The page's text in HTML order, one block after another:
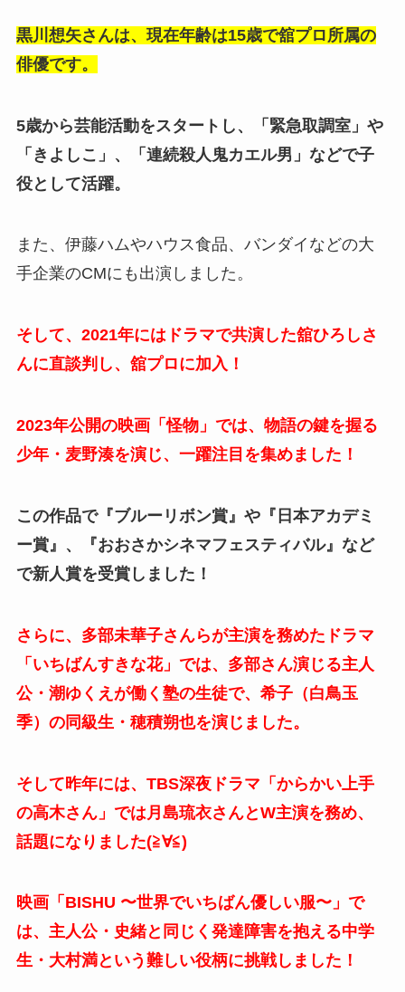
黒川想矢さんは、現在年齢は15歳で舘プロ所属の
俳優です。
5歳から芸能活動をスタートし、「緊急取調室」や
「きよしこ」、「連続殺人鬼カエル男」などで子
役として活躍。
また、伊藤ハムやハウス食品、バンダイなどの大
手企業のCMにも出演しました。
そして、2021年にはドラマで共演した舘ひろしさ
んに直談判し、舘プロに加入！
2023年公開の映画「怪物」では、物語の鍵を握る
少年・麦野湊を演じ、一躍注目を集めました！
この作品で『ブルーリボン賞』や『日本アカデミ
ー賞』、『おおさかシネマフェスティバル』など
で新人賞を受賞しました！
さらに、多部未華子さんらが主演を務めたドラマ
「いちばんすきな花」では、多部さん演じる主人
公・潮ゆくえが働く塾の生徒で、希子（白鳥玉
季）の同級生・穂積朔也を演じました。
そして昨年には、TBS深夜ドラマ「からかい上手
の高木さん」では月島琉衣さんとW主演を務め、
話題になりました(≧∀≦)
映画「BISHU 〜世界でいちばん優しい服〜」で
は、主人公・史緒と同じく発達障害を抱える中学
生・大村満という難しい役柄に挑戦しました！